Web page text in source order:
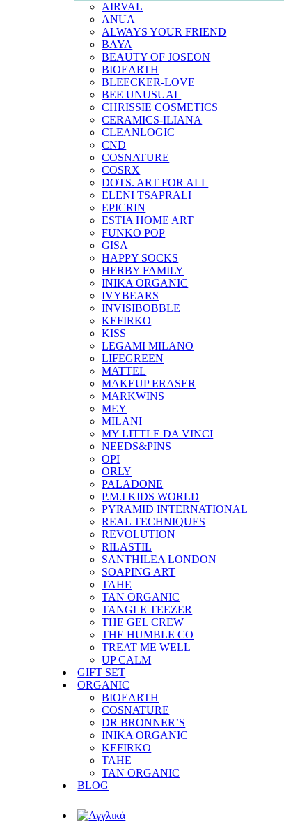
AIRVAL
ANUA
ALWAYS YOUR FRIEND
BAYA
BEAUTY OF JOSEON
BIOEARTH
BLEECKER-LOVE
BEE UNUSUAL
CHRISSIE COSMETICS
CERAMICS-ILIANA
CLEANLOGIC
CND
COSNATURE
COSRX
DOTS. ART FOR ALL
ELENI TSAPRALI
EPICRIN
ESTIA HOME ART
FUNKO POP
GISA
HAPPY SOCKS
HERBY FAMILY
INIKA ORGANIC
IVYBEARS
INVISIBOBBLE
KEFIRKO
KISS
LEGAMI MILANO
LIFEGREEN
MATTEL
MAKEUP ERASER
MARKWINS
MEY
MILANI
MY LITTLE DA VINCI
NEEDS&PINS
OPI
ORLY
PALADONE
P.M.I KIDS WORLD
PYRAMID INTERNATIONAL
REAL TECHNIQUES
REVOLUTION
RILASTIL
SANTHILEA LONDON
SOAPING ART
TAHE
TAN ORGANIC
TANGLE TEEZER
THE GEL CREW
THE HUMBLE CO
TREAT ME WELL
UP CALM
GIFT SET
ORGANIC
BIOEARTH
COSNATURE
DR BRONNER’S
INIKA ORGANIC
KEFIRKO
TAHE
TAN ORGANIC
BLOG